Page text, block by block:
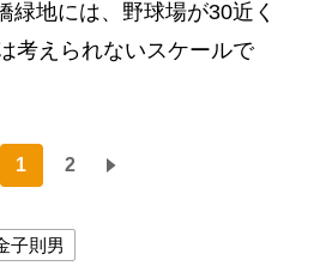
緑地には、野球場が30近く
考えられないスケールで
1 2
子則男